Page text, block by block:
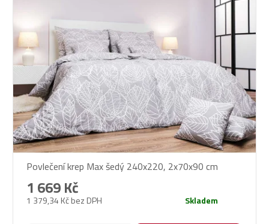
Povlečení krep Max šedý 240x220, 2x70x90 cm
1 379,34 Kč bez DPH
1 669 Kč
Skladem